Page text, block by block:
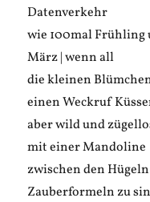
Datenverkehr
wie 100mal
März | wenn all
die kleinen
einen Weckruf
aber wild und
mit einer Mandoline
zwischen den
Zauberformeln zu